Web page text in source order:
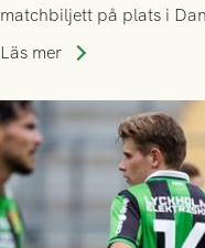
matchbiljett på plats i
som står på reservlista
Läs mer